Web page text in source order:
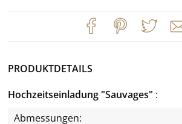
PRODUKTDETAILS
Hochzeitseinladung "Sauvages"
Abmessungen: